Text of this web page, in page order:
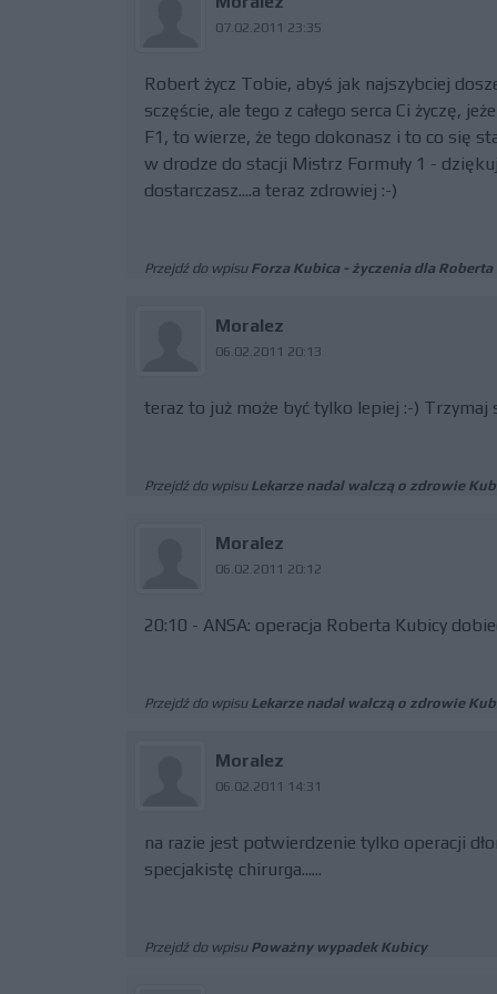
07.02.2011 23:35
Robert życz Tobie, abyś jak najszybciej
sczęście, ale tego z całego serca Ci życzę,
F1, to wierze, że tego dokonasz i to co się
w drodze do stacji Mistrz Formuły 1 -
dostarczasz....a teraz zdrowiej :-)
Przejdź do wpisu Forza Kubica - życzenia dla Roberta
Moralez
06.02.2011 20:13
teraz to już może być tylko lepiej :-) Trzymaj
Przejdź do wpisu Lekarze nadal walczą o zdrowie
Moralez
06.02.2011 20:12
20:10 - ANSA: operacja Roberta Kubicy
Przejdź do wpisu Lekarze nadal walczą o zdrowie
Moralez
06.02.2011 14:31
na razie jest potwierdzenie tylko operacji
specjakistę chirurga......
Przejdź do wpisu Poważny wypadek Kubicy